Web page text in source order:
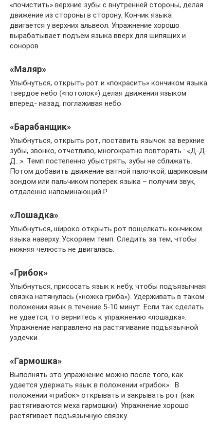
«почистить» верхние зубы с внутренней стороны, делая
движение из стороны в сторону. Кончик языка
двигается у верхних альвеол. Упражнение хорошо
вырабатывает подъем языка вверх для шипящих и
соноров
«Маляр»
Улыбнуться, открыть рот и «покрасить» кончиком языка
твердое небо («потолок») делая движения языком
вперед- назад, поглаживая небо
«Барабанщик»
Улыбнуться, открыть рот, поставить язычок за верхние
зубы, звонко, отчетливо, многократно повторять : «Д-Д-
Д…». Темп постепенно убыстрять, зубы не сближать.
Потом добавить движение ватной палочкой, шариковым
зондом или пальчиком поперек языка – получим звук,
отдаленно напоминающий Р
«Лошадка»
Улыбнуться, широко открыть рот пощелкать кончиком
языка наверху. Ускоряем темп. Следить за тем, чтобы
нижняя челюсть не двигалась.
«Грибок»
Улыбнуться, присосать язык к небу, чтобы подъязычная
связка натянулась («ножка гриба»). Удерживать в таком
положении язык в течение 5-10 минут. Если так сделать
не удается, то вернитесь к упражнению «лошадка».
Упражнение направлено на растягивание подъязычной
уздечки.
«Гармошка»
Выполнять это упражнение можно после того, как
удается удержать язык в положении «грибок» . В
положении «грибок» открывать и закрывать рот (как
растягиваются меха гармошки). Упражнение хорошо
растягивает подъязычную связку.